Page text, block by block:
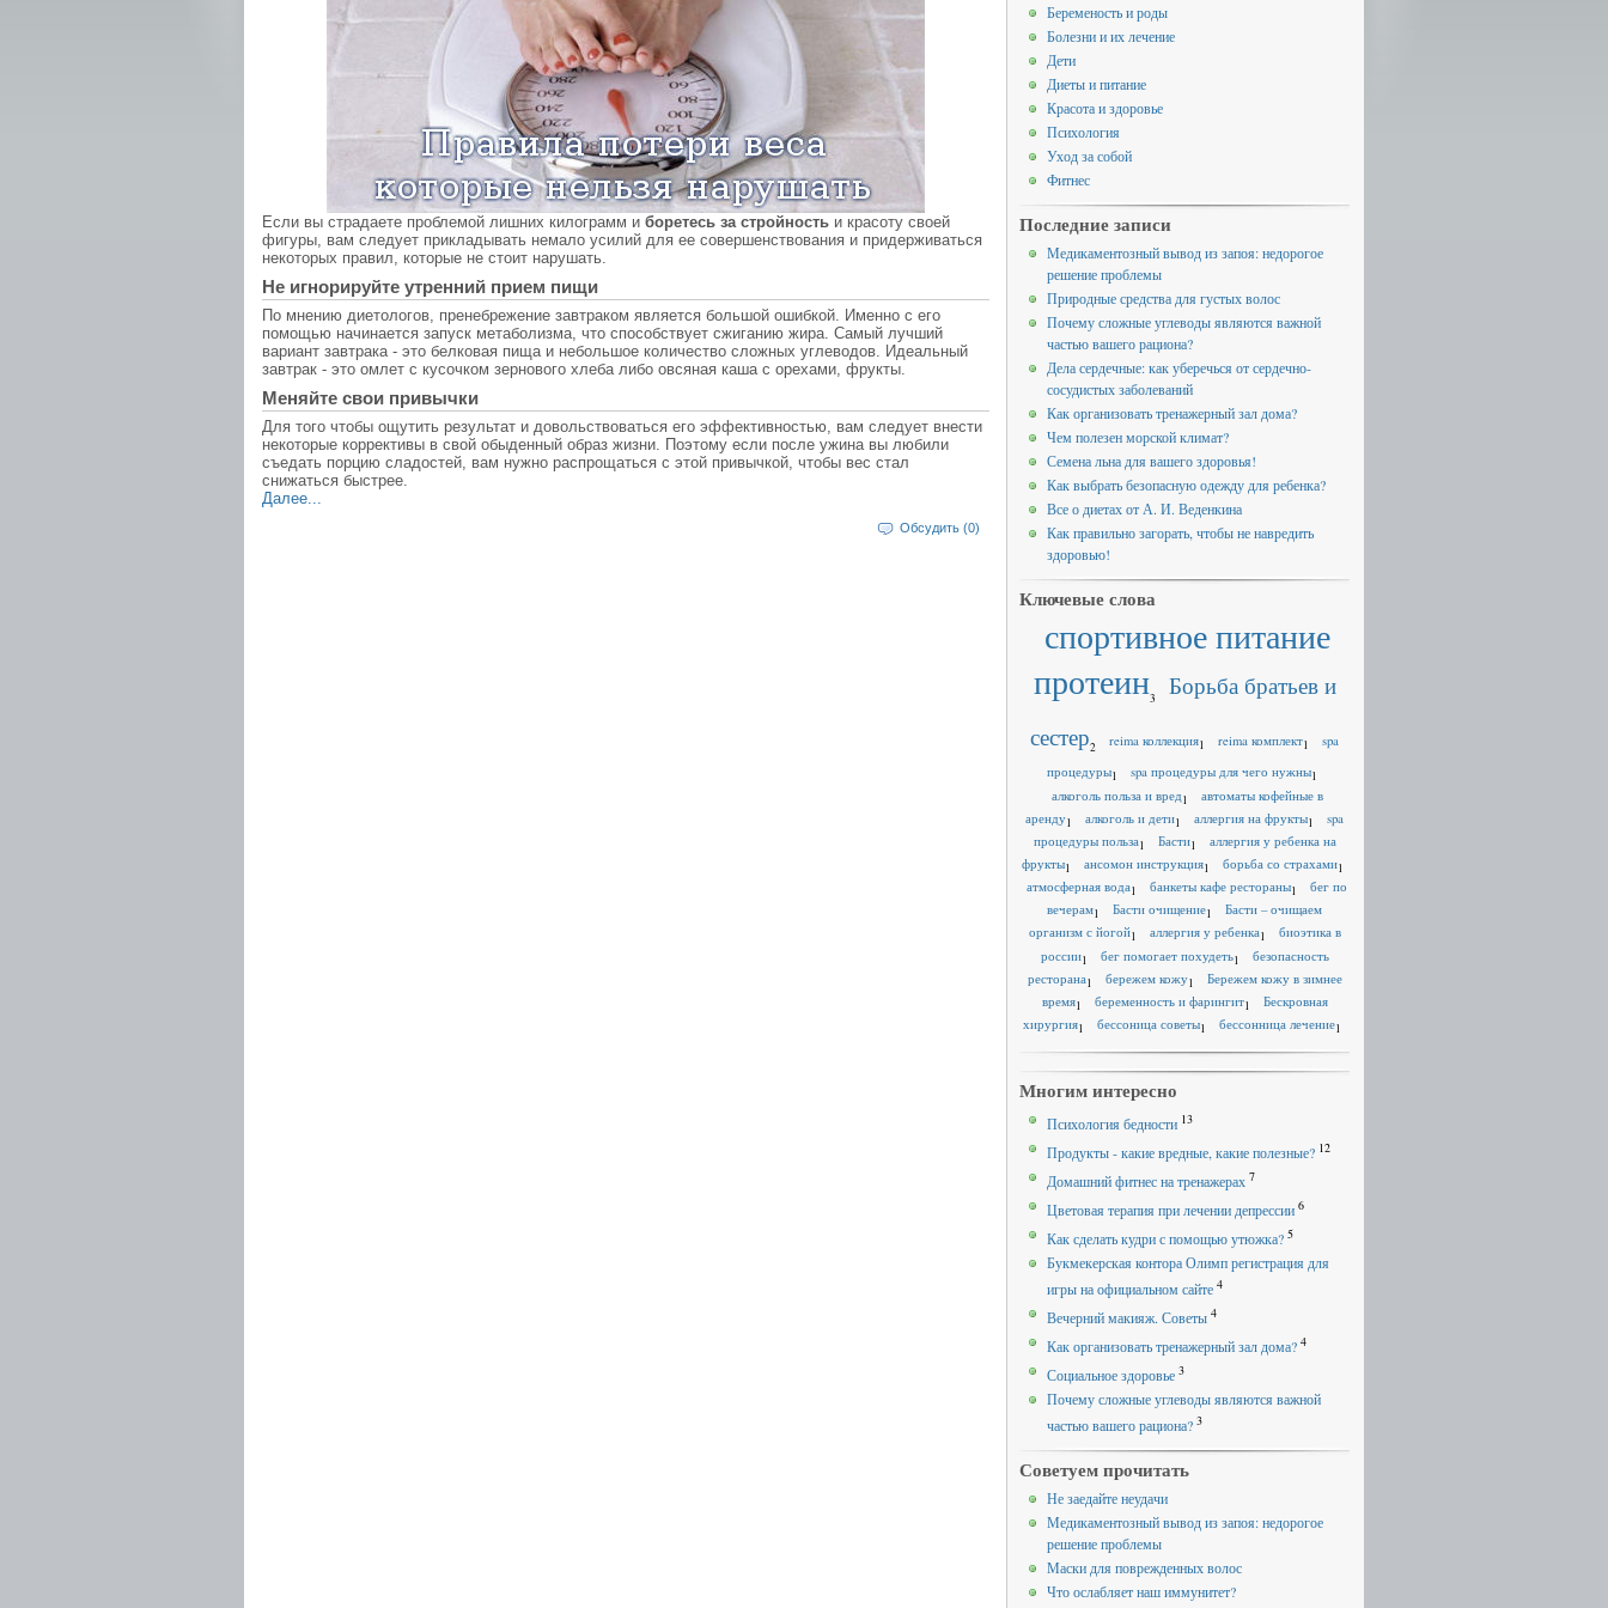
Если вы страдаете проблемой лишних килограмм и боретесь за стройность и красоту своей
фигуры, вам следует прикладывать немало усилий для ее совершенствования и придерживаться
некоторых правил, которые не стоит нарушать.
Не игнорируйте утренний прием пищи
По мнению диетологов, пренебрежение завтраком является большой ошибкой. Именно с его
помощью начинается запуск метаболизма, что способствует сжиганию жира. Самый лучший
вариант завтрака - это белковая пища и небольшое количество сложных углеводов. Идеальный
завтрак - это омлет с кусочком зернового хлеба либо овсяная каша с орехами, фрукты.
Меняйте свои привычки
Для того чтобы ощутить результат и довольствоваться его эффективностью, вам следует внести
некоторые коррективы в свой обыденный образ жизни. Поэтому если после ужина вы любили
съедать порцию сладостей, вам нужно распрощаться с этой привычкой, чтобы вес стал
снижаться быстрее.
Далее...
Обсудить (0)
Беременость и роды
Болезни и их лечение
Дети
Диеты и питание
Красота и здоровье
Психология
Уход за собой
Фитнес
Последние записи
Медикаментозный вывод из запоя: недорогое
решение проблемы
Природные средства для густых волос
Почему сложные углеводы являются важной
частью вашего рациона?
Дела сердечные: как уберечься от сердечно-
сосудистых заболеваний
Как организовать тренажерный зал дома?
Чем полезен морской климат?
Семена льна для вашего здоровья!
Как выбрать безопасную одежду для ребенка?
Все о диетах от А. И. Веденкина
Как правильно загорать, чтобы не навредить
здоровью!
Ключевые слова
спортивное питание
протеин3
Борьба братьев и
сестер2 reima коллекция1 reima комплект1
spa
процедуры1 spa процедуры для чего нужны1
алкоголь польза и вред1
автоматы кофейные в
аренду1 алкоголь и дети1 аллергия на фрукты1
spa
процедуры польза1 Басти1
аллергия у ребенка на
фрукты1 ансомон инструкция1 борьба со страхами1
атмосферная вода1 банкеты кафе рестораны1
бег по
вечерам1 Басти очищение1
Басти – очищаем
организм с йогой1 аллергия у ребенка1
биоэтика в
россии1 бег помогает похудеть1
безопасность
ресторана1 бережем кожу1
Бережем кожу в зимнее
время1 беременность и фарингит1
Бескровная
хирургия1 бессоница советы1 бессонница лечение1
Многим интересно
Психология бедности 13
Продукты - какие вредные, какие полезные? 12
Домашний фитнес на тренажерах 7
Цветовая терапия при лечении депрессии 6
Как сделать кудри с помощью утюжка? 5
Букмекерская контора Олимп регистрация для
игры на официальном сайте 4
Вечерний макияж. Советы 4
Как организовать тренажерный зал дома? 4
Социальное здоровье 3
Почему сложные углеводы являются важной
частью вашего рациона? 3
Советуем прочитать
Не заедайте неудачи
Медикаментозный вывод из запоя: недорогое
решение проблемы
Маски для поврежденных волос
Что ослабляет наш иммунитет?